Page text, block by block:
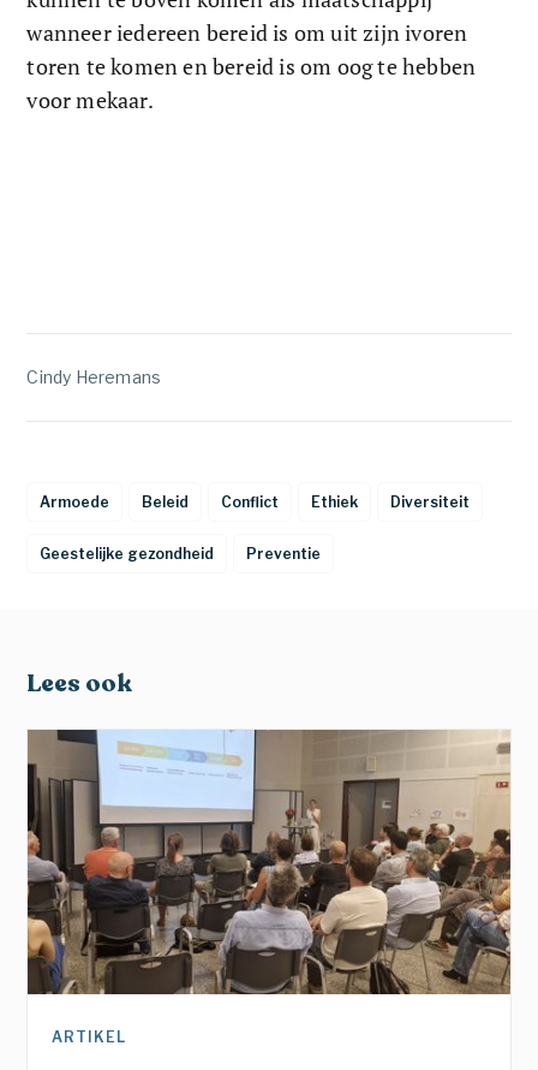
wanneer iedereen bereid is om uit zijn ivoren
toren te komen en bereid is om oog te hebben
voor mekaar.
Cindy Heremans
Armoede Beleid Conflict Ethiek Diversiteit
Geestelijke gezondheid Preventie
Lees ook
ARTIKEL